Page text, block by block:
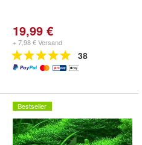
19,99 €
+ 7,98 € Versand
38
Bestseller